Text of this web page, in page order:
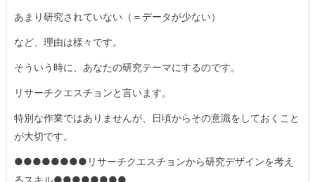
あまり研究されていない（＝データが少ない）
など、理由は様々です。
そういう時に、あなたの研究テーマにするのです。
リサーチクエスチョンと言います。
特別な作業ではありませんが、日頃からその意識をしておくこと
が大切です。
●●●●●●●●リサーチクエスチョンから研究デザインを考え
るスキル●●●●●●●●